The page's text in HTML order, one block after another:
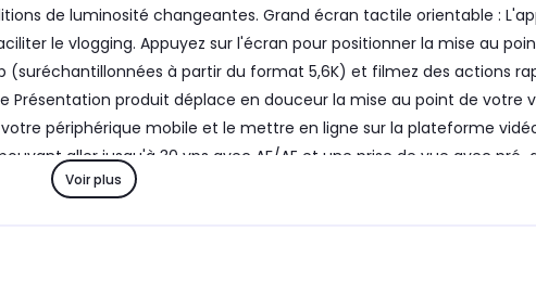
de luminosité changeantes. Grand écran tactile orientable :
le vlogging. Appuyez sur l'écran pour positionner la mise au
(suréchantillonnées à partir du format 5,6K) et filmez des actions
produit déplace en douceur la mise au point de votre
périphérique mobile et le mettre en ligne sur la plateforme
aller jusqu'à 30 vps avec AF/AE et une prise de vue avec
Des photos et des vidéos plus nettes lors des prises de vue à des
Voir plus